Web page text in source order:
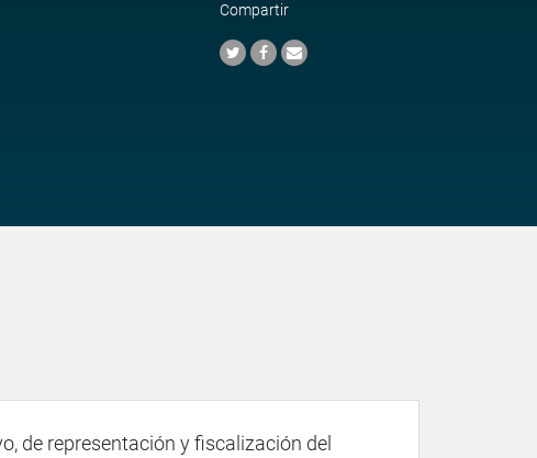
Compartir
de representación y fiscalización del